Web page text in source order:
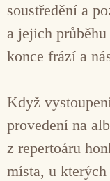
soustředění a
a jejich
konce frází a
Když
provedení na
z repertoáru
místa, u kterých